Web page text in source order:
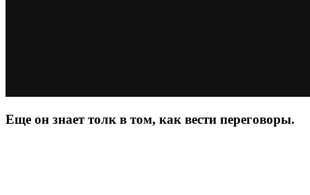
Еще он знает толк в том, как вести переговоры.